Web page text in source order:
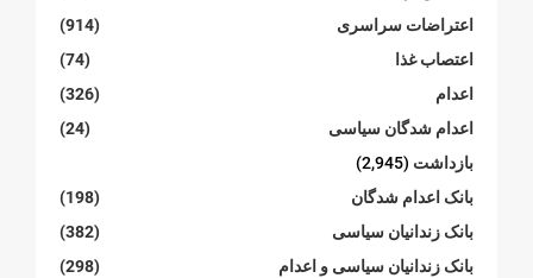
اعتراضات سراسری
(914)
اعتصاب غذا
(74)
اعدام
(326)
اعدام شدگان سیاسی
(24)
بازداشت (2,945)
بانک اعدام شدگان
(198)
بانک زندانیان سیاسی
(382)
بانک زندانیان سیاسی و اعدام
(298)